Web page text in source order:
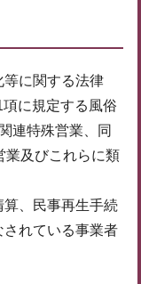
等に関する法律
項に規定する風俗
連特殊営業、同
業及びこれらに類
、民事再生手続
されている事業者